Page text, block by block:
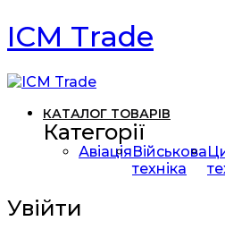
ICM Trade
КАТАЛОГ ТОВАРІВ
Категорії
АвіаціяВійськова
техніка
Увійти